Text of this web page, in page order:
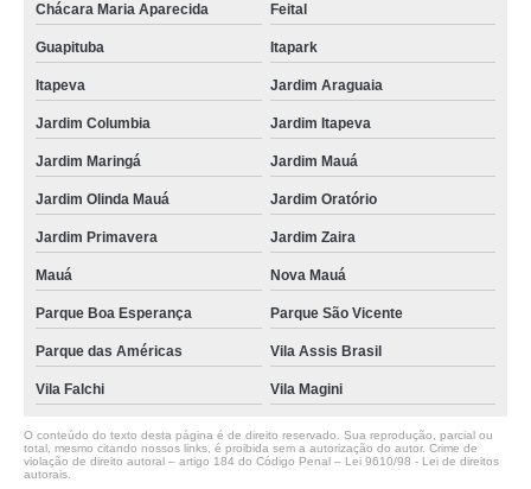
Chácara Maria Aparecida Feital
Guapituba Itapark
Itapeva Jardim Araguaia
Jardim Columbia Jardim Itapeva
Jardim Maringá Jardim Mauá
Jardim Olinda Mauá Jardim Oratório
Jardim Primavera Jardim Zaira
Mauá Nova Mauá
Parque Boa Esperança Parque São Vicente
Parque das Américas Vila Assis Brasil
Vila Falchi Vila Magini
O conteúdo do texto desta página é de direito reservado. Sua reprodução, parcial ou
total, mesmo citando nossos links, é proibida sem a autorização do autor. Crime de
violação de direito autoral – artigo 184 do Código Penal – Lei 9610/98 - Lei de direitos
autorais